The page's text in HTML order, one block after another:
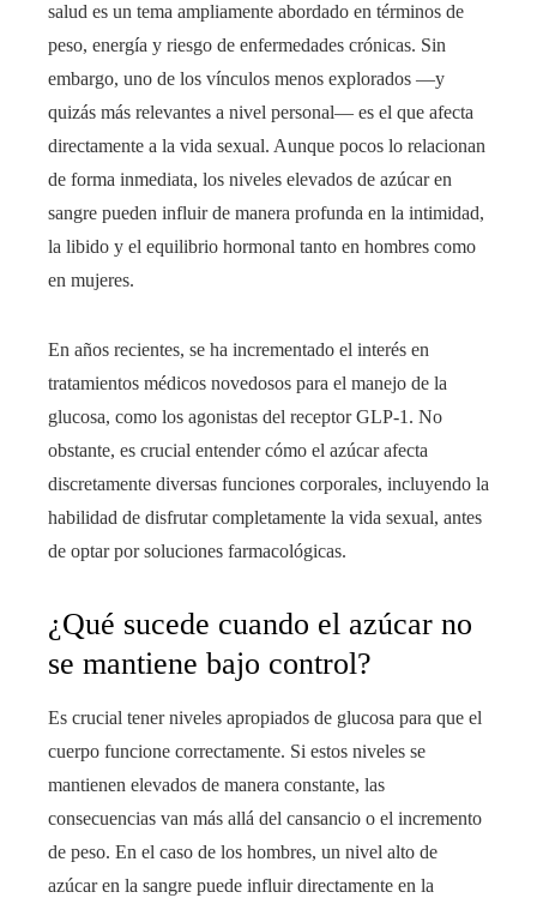
salud es un tema ampliamente abordado en términos de
peso, energía y riesgo de enfermedades crónicas. Sin
embargo, uno de los vínculos menos explorados —y
quizás más relevantes a nivel personal— es el que afecta
directamente a la vida sexual. Aunque pocos lo relacionan
de forma inmediata, los niveles elevados de azúcar en
sangre pueden influir de manera profunda en la intimidad,
la libido y el equilibrio hormonal tanto en hombres como
en mujeres.
En años recientes, se ha incrementado el interés en
tratamientos médicos novedosos para el manejo de la
glucosa, como los agonistas del receptor GLP-1. No
obstante, es crucial entender cómo el azúcar afecta
discretamente diversas funciones corporales, incluyendo la
habilidad de disfrutar completamente la vida sexual, antes
de optar por soluciones farmacológicas.
¿Qué sucede cuando el azúcar no
se mantiene bajo control?
Es crucial tener niveles apropiados de glucosa para que el
cuerpo funcione correctamente. Si estos niveles se
mantienen elevados de manera constante, las
consecuencias van más allá del cansancio o el incremento
de peso. En el caso de los hombres, un nivel alto de
azúcar en la sangre puede influir directamente en la